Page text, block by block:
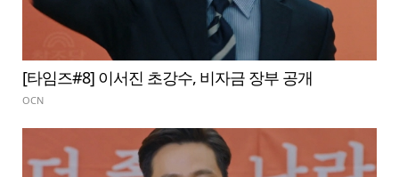
[타임즈#8] 이서진 초강수, 비자금 장부 공개
OCN